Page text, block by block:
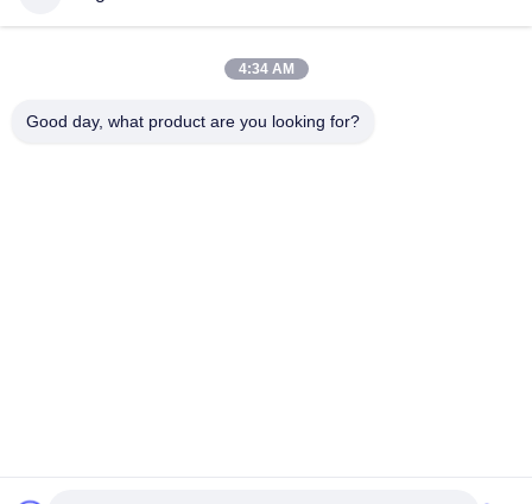
Espectáculo VR
Recorrido Por La Fábrica
4:34 AM
Good day, what product are you looking for?